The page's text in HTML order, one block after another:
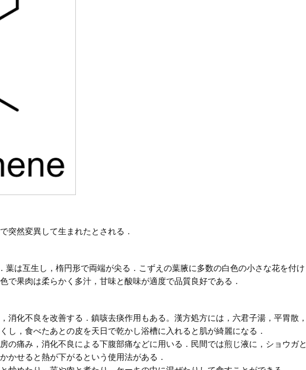
突然変異して生まれたとされる．
葉は互生し，楕円形で両端が尖る．こずえの葉腋に多数の白色の小さな花を付け
で果肉は柔らかく多汁，甘味と酸味が適度で品質良好である．
消化不良を改善する．鎮咳去痰作用もある。漢方処方には，六君子湯，平胃散，
し，食べたあとの皮を天日で乾かし浴槽に入れると肌が綺麗になる．
の痛み，消化不良による下腹部痛などに用いる．民間では煎じ液に，ショウガと
かせると熱が下がるという使用法がある．